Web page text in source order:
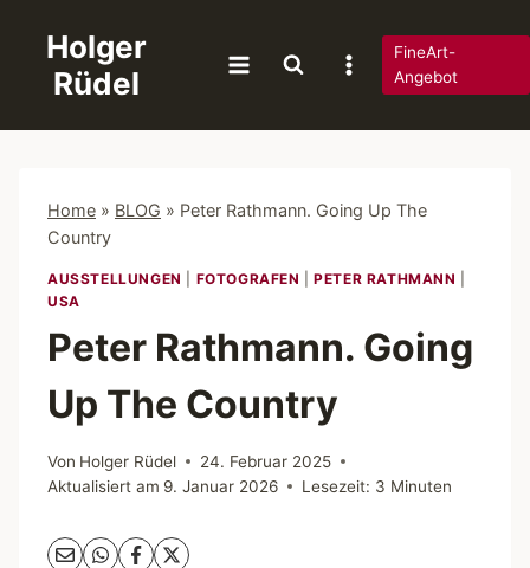
springen
Holger
Rüdel
FineArt-
Angebot
Home » BLOG » Peter Rathmann. Going Up The
Country
AUSSTELLUNGEN FOTOGRAFEN |PETER RATHMANN
USA
Peter Rathmann. Going
Up The Country
Von Holger Rüdel
24. Februar 2025
Aktualisiert am 9. Januar 2026 Lesezeit: 3 Minuten